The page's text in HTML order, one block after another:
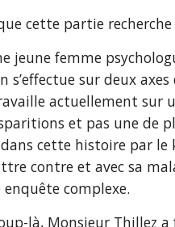
cette partie
jeune femme
s’effectue sur deux
actuellement sur
et pas une de
cette histoire par le
contre et avec sa
complexe.
là, Monsieur Thillez